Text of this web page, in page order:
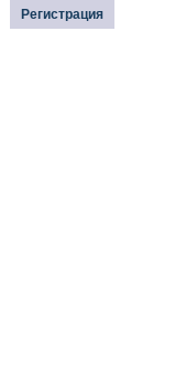
Регистрация